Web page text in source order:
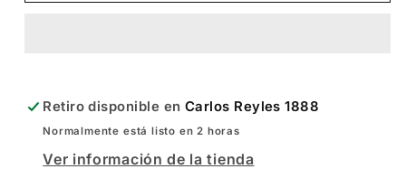
Retiro disponible en Carlos Reyles 1888
Normalmente está listo en 2 horas
Ver información de la tienda